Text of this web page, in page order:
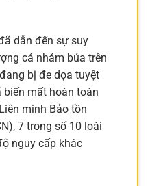
dẫn đến sự suy
cá nhám búa trên
bị đe dọa tuyệt
mất hoàn toàn
minh Bảo tồn
7 trong số 10 loài
nguy cấp khác